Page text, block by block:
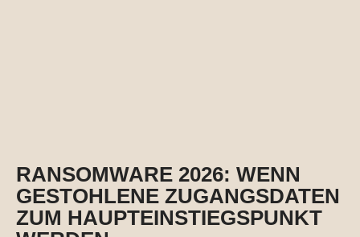
RANSOMWARE 2026: WENN
GESTOHLENE ZUGANGSDATEN
ZUM HAUPTEINSTIEGSPUNKT